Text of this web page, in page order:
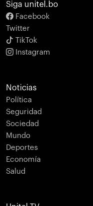
Siga unitel.bo
Facebook
Twitter
TikTok
Instagram
Noticias
Política
Seguridad
Sociedad
Mundo
Deportes
Economía
Salud